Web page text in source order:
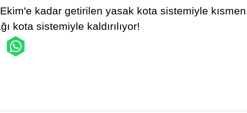
kadar getirilen yasak kota sistemiyle kısmen